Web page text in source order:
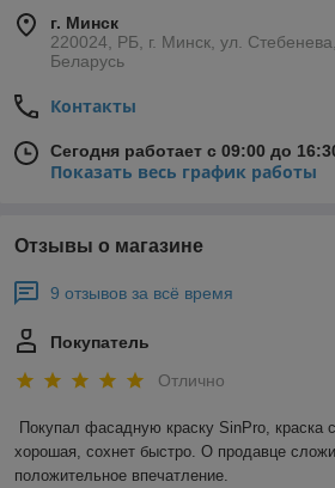
г. Минск
220024, РБ, г. Минск, ул.
Беларусь
Контакты
Сегодня работает с 09:00 до
Показать весь график работы
Отзывы о магазине
9 отзывов за всё время
Покупатель
Отлично
Покупал фасадную краску SinPro, краска
хорошая, сохнет быстро. О продавце
положительное впечатление.